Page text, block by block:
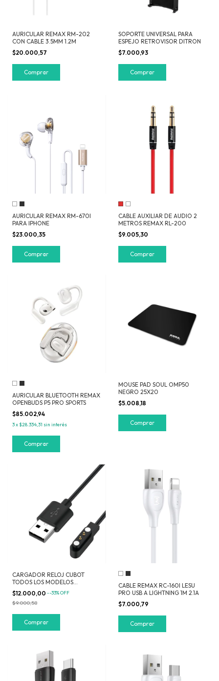
AURICULAR REMAX RM-202
CON CABLE 3.5MM 1.2M
$20.000,57
SOPORTE UNIVERSAL PARA
ESPEJO RETROVISOR DITRON
$7.000,93
AURICULAR REMAX RM-670I
PARA IPHONE
$23.000,35
Comprar
CABLE AUXILIAR DE AUDIO 2
METROS REMAX RL-200
$9.005,30
Comprar
AURICULAR BLUETOOTH REMAX
OPENBUDS P5 PRO SPORTS
$85.002,94
3x$28.334,31 sin interés
Comprar
MOUSE PAD SOUL OMP50
NEGRO 25X20
$5.008,18
CARGADOR RELOJ CUBOT
TODOS LOS MODELOS
SMARTWATCH
$12.000,00 --33%OFF
$9.000,58
CABLE REMAX RC-160I LESU
PRO USB A LIGHTNING 1M 2.1A
$7.000,79
Comprar